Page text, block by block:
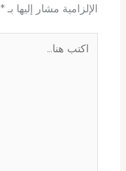
الإلزامية مشار إليها بـ*
هنا...